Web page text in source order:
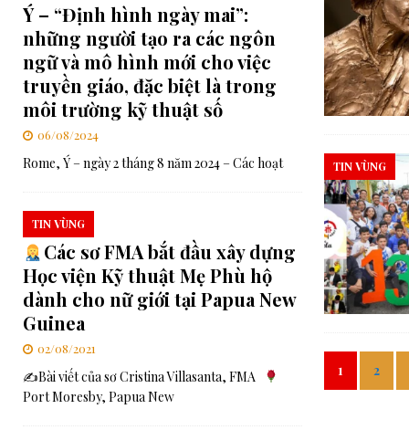
TIN VÙNG
1 2
Ý – “Định hình ngày mai”:
những người tạo ra các ngôn
ngữ và mô hình mới cho việc
truyền giáo, đặc biệt là trong
môi trường kỹ thuật số
06/08/2024
Rome, Ý – ngày 2 tháng 8 năm 2024 – Các hoạt
Các sơ FMA bắt đầu xây dựng
Học viện Kỹ thuật Mẹ Phù hộ
dành cho nữ giới tại Papua New
Guinea
TIN VÙNG
02/08/2021
✍Bài viết của sơ Cristina Villasanta, FMA
Port Moresby, Papua New